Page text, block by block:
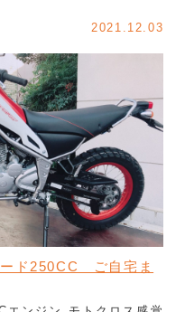
2021.12.03
ド250CC ご自宅ま